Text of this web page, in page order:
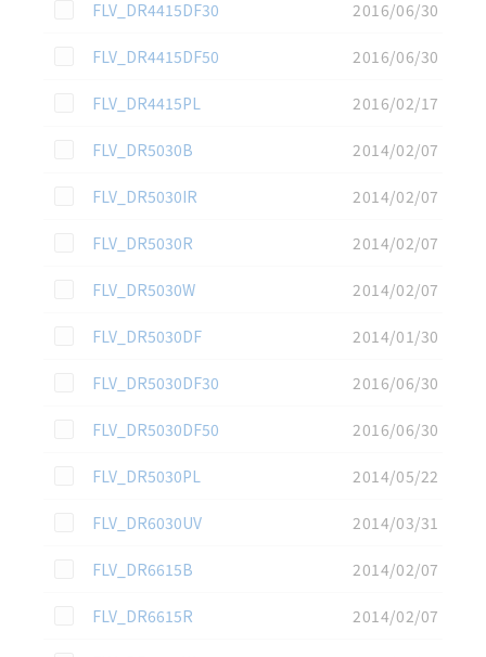
この資料を選択
FLV_DR4415DF30
2016/06/30
この資料を選択
FLV_DR4415DF50
2016/06/30
この資料を選択
FLV_DR4415PL
2016/02/17
この資料を選択
FLV_DR5030B
2014/02/07
この資料を選択
FLV_DR5030IR
2014/02/07
この資料を選択
FLV_DR5030R
2014/02/07
この資料を選択
FLV_DR5030W
2014/02/07
この資料を選択
FLV_DR5030DF
2014/01/30
この資料を選択
FLV_DR5030DF30
2016/06/30
この資料を選択
FLV_DR5030DF50
2016/06/30
この資料を選択
FLV_DR5030PL
2014/05/22
この資料を選択
FLV_DR6030UV
2014/03/31
この資料を選択
FLV_DR6615B
2014/02/07
この資料を選択
FLV_DR6615R
2014/02/07